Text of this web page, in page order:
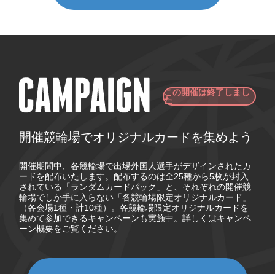
この開催は終了しまし
た
開催競輪場でオリジナルカードを集めよう
開催期間中、各競輪場で出場外国人選手がデザインされたカ
ードを配布いたします。配布するのは全25種から5枚が封入
されている「ランダムカードパック」と、それぞれの開催競
輪場でしか手に入らない「各競輪場限定オリジナルカード」
（各会場1種・計10種）。各競輪場限定オリジナルカードを
集めて参加できるキャンペーンも実施中。詳しくはキャンペ
ーン概要をご覧ください。